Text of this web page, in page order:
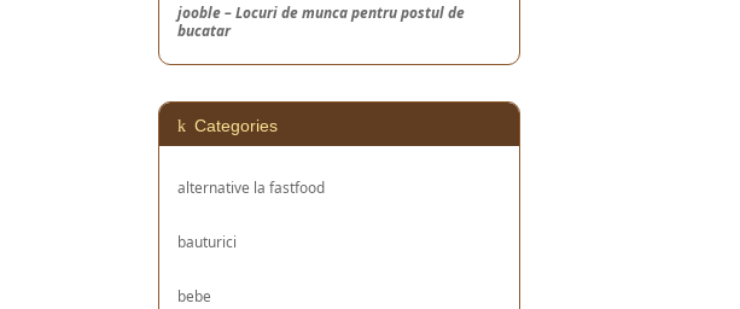
jooble – Locuri de munca pentru postul de
bucatar
Categories
alternative la fastfood
bauturici
bebe